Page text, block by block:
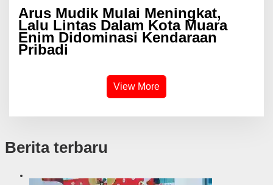
Arus Mudik Mulai Meningkat,
Lalu Lintas Dalam Kota Muara
Enim Didominasi Kendaraan
Pribadi
View More
Berita terbaru